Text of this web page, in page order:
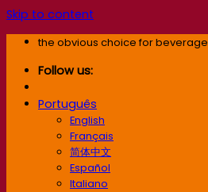
Skip to content
the obvious choice for beverage
Follow us:
Português
English
Français
简体中文
Español
Italiano